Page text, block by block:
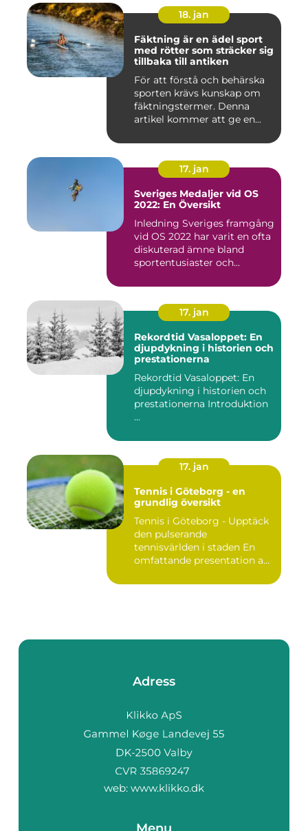
18. jan
Fäktning är en ädel sport
med rötter som sträcker sig
tillbaka till antiken
För att förstå och behärska
sporten krävs kunskap om
fäktningstermer. Denna
artikel kommer att ge en...
17. jan
Sveriges Medaljer vid OS
2022: En Översikt
Inledning Sveriges framgång
vid OS 2022 har varit en ofta
diskuterad ämne bland
sportentusiaster och...
17. jan
Rekordtid Vasaloppet: En
djupdykning i historien och
prestationerna
Rekordtid Vasaloppet: En
djupdykning i historien och
prestationerna Introduktion
...
17. jan
Tennis i Göteborg - en
grundlig översikt
Tennis i Göteborg - Upptäck
den pulserande
tennisvärlden i staden En
omfattande presentation av
Adress
web: www.klikko.dk
Menu